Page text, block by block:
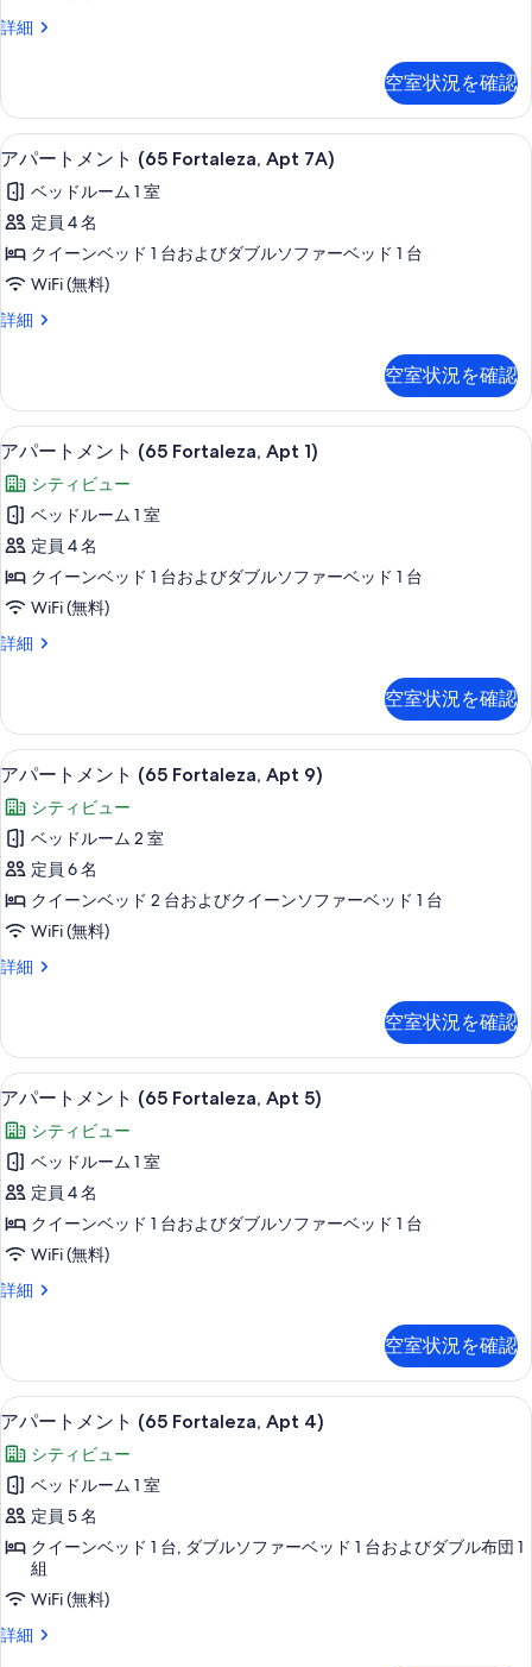
写
を
表
示
す
る
ト
Fortaleza,
Apt
2)
の
す
べ
て
写
を
表
示
す
る
詳細
ア
メ
ン
ト
Fortaleza,
Apt
の
詳
空室状況を確認
ア
パ
ー
ト
メ
ト
Fortaleza,
Apt
7A)
の
す
べ
て
の
真
表
示
す
る
19
アパートメント (65 Fortaleza, Apt 7A)
ベッドルーム 1 室
定員 4 名
クイーンベッド 1 台およびダブルソファーベッド 1 台
WiFi (無料)
詳細
ア
メ
ン
ト
Fortaleza,
Apt
7A)
の
詳
細
空室状況を確認
ア
パ
ー
ト
メ
ン
(65
1)
の
す
べ
て
の
写
を
示
す
る
10
アパートメント (65 Fortaleza, Apt 1)
シティビュー
ベッドルーム 1 室
定員 4 名
クイーンベッド 1 台およびダブルソファーベッド 1 台
WiFi (無料)
詳細
ア
メ
ン
ト
Fortaleza,
Apt
1)
の
詳
細
空室状況を確認
ア
パ
ー
ト
メ
ン
(65
9)
の
す
べ
て
の
写
を
示
す
る
19
アパートメント (65 Fortaleza, Apt 9)
シティビュー
ベッドルーム 2 室
定員 6 名
クイーンベッド 2 台およびクイーンソファーベッド 1 台
WiFi (無料)
詳細
ア
メ
ン
ト
Fortaleza,
Apt
9)
の
詳
細
空室状況を確認
ア
パ
ー
ト
メ
ン
(65
5)
の
す
べ
て
の
真
を
17
アパートメント (65 Fortaleza, Apt 5)
シティビュー
ベッドルーム 1 室
定員 4 名
クイーンベッド 1 台およびダブルソファーベッド 1 台
WiFi (無料)
詳細
ア
メ
ン
ト
Fortaleza,
Apt
5)
の
詳
空室状況を確認
ア
パ
ー
ト
メ
ト
(65
Fortaleza,
8
アパートメント (65 Fortaleza, Apt 4)
シティビュー
ベッドルーム 1 室
定員 5 名
クイーンベッド 1 台, ダブルソファーベッド 1 台およびダブル布団 1
組
WiFi (無料)
詳細
ア